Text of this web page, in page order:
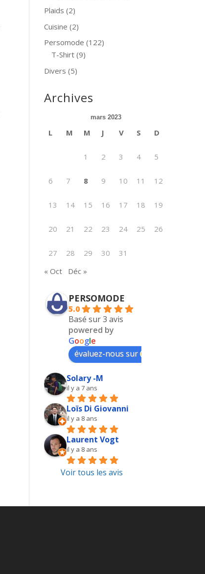
Plaids (2)
Cuisine (2)
Persomode (122)
T-Shirt (9)
Divers (5)
Archives
mars 2023
L M M J V S D
1 2 3 4 5
6 7 8 9 10 11 12
13 14 15 16 17 18 19
20 21 22 23 24 25 26
27 28 29 30
31
« Oct
Déc »
PERSOMODE
5.0
Basé sur 3 avis
powered by
Google
évaluez-nous sur
Solary -M
il y a 7 ans
Loïs Di Giovanni
il y a 8 ans
Laurent Vogt
il y a 8 ans
Voir tous les avis